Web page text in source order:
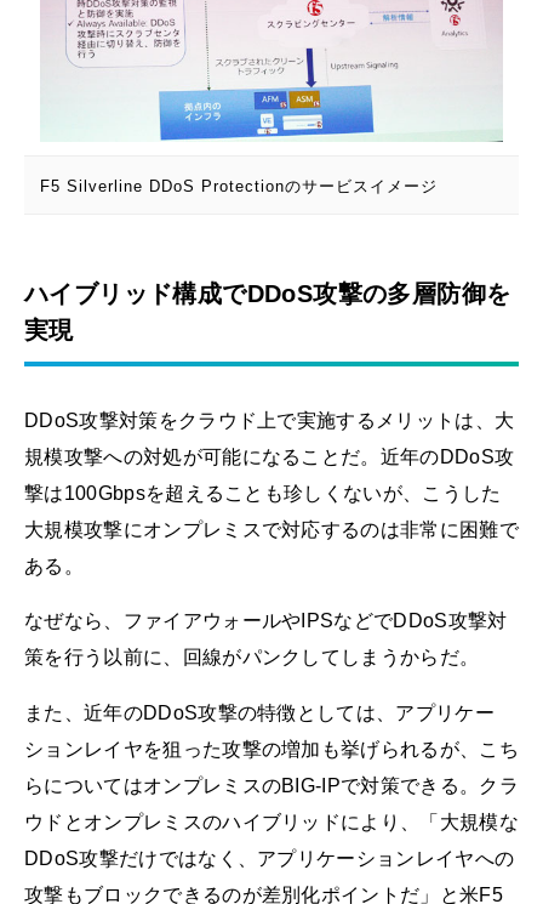
F5 Silverline DDoS Protectionのサービスイメージ
ハイブリッド構成でDDoS攻撃の多層防御を
実現
DDoS攻撃対策をクラウド上で実施するメリットは、大
規模攻撃への対処が可能になることだ。近年のDDoS攻
撃は100Gbpsを超えることも珍しくないが、こうした
大規模攻撃にオンプレミスで対応するのは非常に困難で
ある。
なぜなら、ファイアウォールやIPSなどでDDoS攻撃対
策を行う以前に、回線がパンクしてしまうからだ。
また、近年のDDoS攻撃の特徴としては、アプリケー
ションレイヤを狙った攻撃の増加も挙げられるが、こち
らについてはオンプレミスのBIG-IPで対策できる。クラ
ウドとオンプレミスのハイブリッドにより、「大規模な
DDoS攻撃だけではなく、アプリケーションレイヤへの
攻撃もブロックできるのが差別化ポイントだ」と米F5